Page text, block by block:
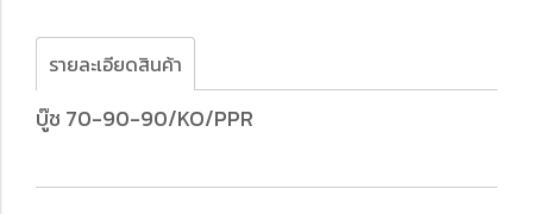
รายละเอียดสินค้า
บู๊ช 70-90-90/KO/PPR